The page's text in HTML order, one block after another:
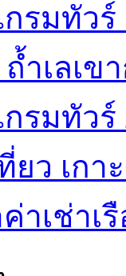
รมทัวร์
ถ้ำเลเ
รมทัวร์
ยว เกา
าเช่าเ